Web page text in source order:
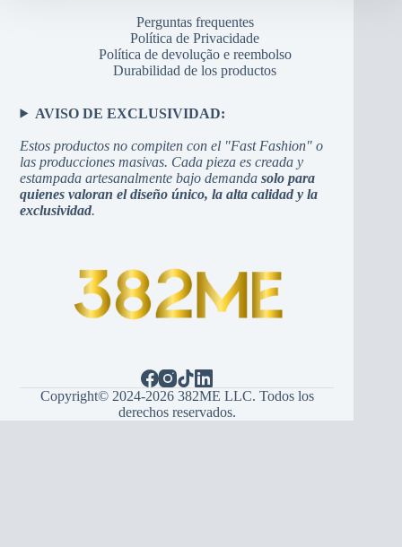
Perguntas frequentes
Política de Privacidade
Política de devolução e reembolso
Durabilidad de los productos
AVISO DE EXCLUSIVIDAD:
Estos productos no compiten con el "Fast Fashion" o
las producciones masivas. Cada pieza es creada y
estampada artesanalmente bajo demandasolo para
quienes valoran el diseño único, la alta calidad y la
exclusividad.
Copyright© 2024-2026 382ME LLC. Todos los
derechos reservados.